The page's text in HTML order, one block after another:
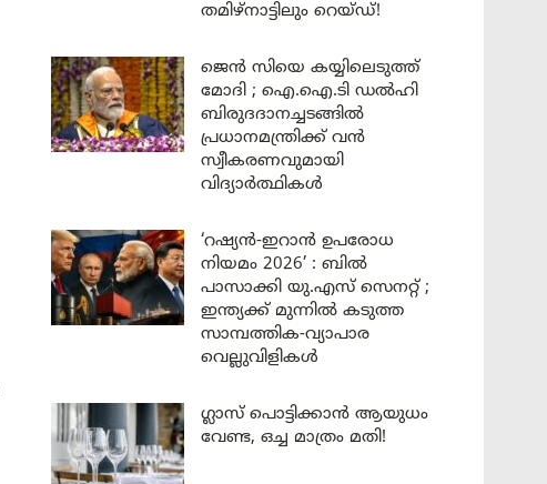
തമിഴ്‌നാട്ടിലും റെയ്ഡ്!
ജെൻ സിയെ കയ്യിലെടുത്ത്
മോദി ; ഐ.ഐ.ടി ഡൽഹി
ബിരുദദാനച്ചടങ്ങിൽ
പ്രധാനമന്ത്രിക്ക് വൻ
സ്വീകരണവുമായി
വിദ്യാർത്ഥികൾ
‘റഷ്യൻ-ഇറാൻ ഉപരോധ
നിയമം 2026’ : ബിൽ
പാസാക്കി യു.എസ് സെനറ്റ് ;
ഇന്ത്യക്ക് മുന്നിൽ കടുത്ത
സാമ്പത്തിക-വ്യാപാര
വെല്ലുവിളികൾ
ഗ്ലാസ് പൊട്ടിക്കാൻ ആയുധം
വേണ്ട, ഒച്ച മാത്രം മതി!